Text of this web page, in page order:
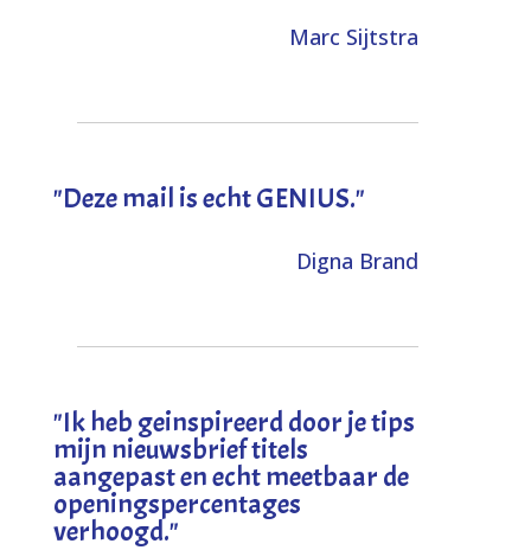
Marc Sijtstra
"Deze mail is echt GENIUS."
Digna Brand
"Ik heb geinspireerd door je tips
mijn nieuwsbrief titels
aangepast en echt meetbaar de
openingspercentages
verhoogd."